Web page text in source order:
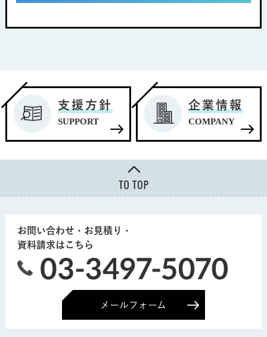
支援方針
SUPPORT
企業情報
COMPANY
お問い合わせ・お見積り・
資料請求はこちら
メールフォーム